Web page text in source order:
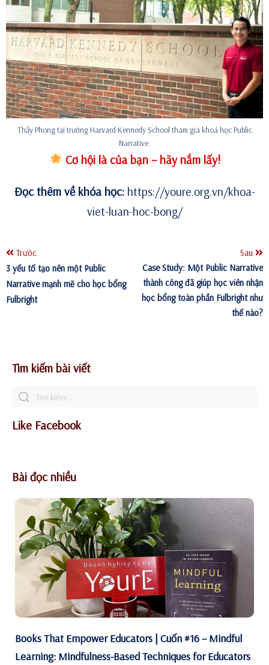
Thầy Phong tại trường Harvard Kennedy School tham gia khoá học Public
Narrative.
Cơ hội là của bạn – hãy nắm lấy!
Đọc thêm về khóa học: https://youre.org.vn/khoa-
viet-luan-hoc-bong/
Trước
3 yếu tố tạo nên một Public
Narrative mạnh mẽ cho học bổng
Fulbright
Sau
Case Study: Một Public Narrative
thành công đã giúp học viên nhận
học bổng toàn phần Fulbright như
thế nào?
Tìm kiếm bài viết
Like Facebook
Bài đọc nhiều
Books That Empower Educators | Cuốn #16 – Mindful
Learning: Mindfulness-Based Techniques for Educators